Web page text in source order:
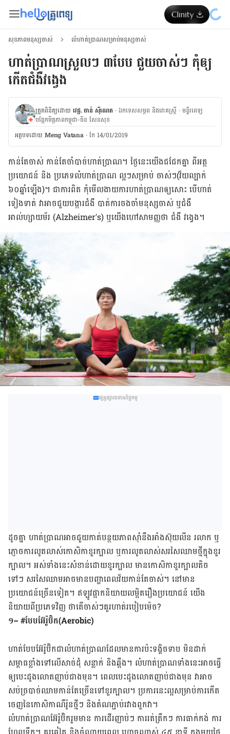
សុខភាពមនុស្សចាស់ លំហាត់ប្រាណសម្រាប់មនុស្សចាស់
ហាត់ប្រាណ​ស្រួលៗ ៣បែប ​ជួយចាស់ៗ កុំ​ឲ្យ​
កើត​ជំងឺ​វង្វេង​​
ត្រួតពិនិត្យដោយ វេជ្ជ. ចាន់ ស៊ីណេត ·ឯកទេសសម្ភព និងរោគស្ត្រី ·ម​ន្ទីរពេទ្យ
បង្អែកមិត្តភាពកម្ពុជា-ចិន សែនសុខ
អត្ថបទ​ដោយ Meng Vatana ·កែ 14/01/2019
កាន់​តែ​ចាស់ កាន់​តែ​ចាំបាច់​ហាត់​ប្រាណ។ ថ្ងៃ​នេះ​យើង​ជជែក​គ្នា ពី​អត្ថ
ប្រយោជន៍ និង ប្រភេទ​លំហាត់ប្រាណ ល្អៗ​សម្រាប់ ចាស់ៗ(វ័យល្បាក់
៦០ឆ្នាំឡើង)។ ជា​ការ​ពិត កុំ​មើល​ងាយ​ការ​ហាត់ប្រាណ​ឲ្យ​សោះ បើ​ហាត់​
ទៀងទាត់ វា​អាច​ជួយ​បង្ការ​ជំងឺ បាត់​ការ​ចងចាំ​មនុស្ស​ចាស់ ឬ​ជំងឺ​
អាល់ហ្សាយម័រ (Alzheimer’s) ឬ​យើង​ហៅ​សាមញ្ញថា ជំងឺ វង្វេង។
ផ្សព្វផ្សាយពាណិជ្ជកម្ម
ដូច​គ្នា ហាត់ប្រាណ​អាច​ជួយ​កាត់​បន្ថយ​ភាព​ស៊ាំ​នឹង​អាំងស៊ុយលីន រលាក ឬ​
ភ្ញោច​ការ​លូតលាស់​កោសិកា​ខួរក្បាល ឬ​ការ​លូតលាស់​សរសៃ​ឈាម​ថ្មី​ក្នុង​ខួរ
ក្បាល។ អស់ទាំង​នេះ​សំខាន់​ដោយ​ខួរក្បាល ​មាន​កោសិកា​ខួរក្បាល​តិច​
ទៅៗ សរសៃឈាម​អាច​មាន​បញ្ហា​ពេល​វ័យ​កាន់​តែ​ចាស់។ នៅ​មាន​
ប្រយោជន៍​ច្រើន​ទៀត។ ឥឡូវ​ផ្អាក​និយាយ​លម្អិត​រឿង​ប្រយោជន៍ យើង​
និយាយ​ពី​ប្រភេទ​វិញ ថា​តើ​ចាស់ៗ​គួរ​ហាត់​របៀប​ម៉េច?
១– #បែបអ៊ែរ៉ូប៊ិក(Aerobic)
ហាត់​បែប​អ៊ែរ៉ូប៊ិក​ជា​លំហាត់​ប្រាណ​ដែល​មាន​ការ​ប៉ះទង្គិច​ទាប ​មិន​ដាក់​
សម្ពាធ​ខ្លាំង​ទៅ​លើ​សាច់ដុំ ​សន្លាក់ ​និង​ឆ្អឹង។ លំហាត់​ប្រាណ​ទាំង​នេះ​អាច​ធ្វើ
ឲ្យ​បេះដូង​​លោត​ញាប់​ជាង​មុន។ ពេល​បេះដូង​លោត​ញាប់​ជាង​មុន វា​អាច​
សប់​ច្របាច់​ឈាម​កាន់​តែ​ច្រើន​ទៅ​​​ខួរក្បាល។ ប្រការ​នេះ​ល្អ​សម្រាប់​ការ​កើត​
ចេញ​នៃ​កោសិកា​ណឺរ៉ូន​ថ្មីៗ និង​តំណ​ភ្ជាប់​រវាង​ពួក​វា។
លំហាត់​ប្រាណ​អ៊ែរ៉ូប៊ិក​រួមមាន ​ការ​ដើរញាប់ៗ ​ការ​រត់ត្រឹកៗ ការ​ធាក់កង់ ការ​